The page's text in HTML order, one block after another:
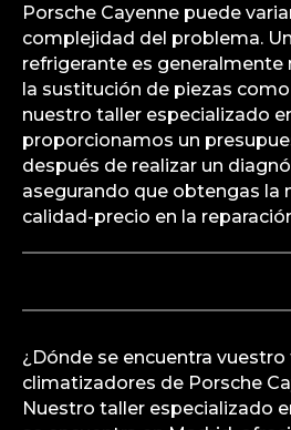
Porsche Cayenne puede
complejidad del problema.
refrigerante es
la sustitución de piezas
nuestro taller especializado
proporcionamos un
después de realizar un
asegurando que obtengas la
calidad-precio en la
¿Dónde se encuentra
climatizadores de Porsche
Nuestro taller especializado